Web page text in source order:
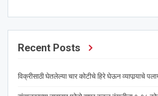
Recent Posts
विक्रीसाठी घेतलेल्या चार कोटीचे हिरे घेऊन व्यापार्‍याचे